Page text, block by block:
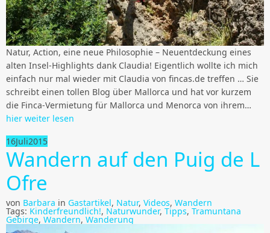
Natur, Action, eine neue Philosophie – Neuentdeckung eines
alten Insel-Highlights dank Claudia! Eigentlich wollte ich mich
einfach nur mal wieder mit Claudia von fincas.de treffen … Sie
schreibt einen tollen Blog über Mallorca und hat vor kurzem
die Finca-Vermietung für Mallorca und Menorca von ihrem…
hier weiter lesen
16Juli2015
Wandern auf den Puig de L
Ofre
von Barbara in Gastartikel, Natur, Videos, Wandern
Tags: Kinderfreundlich!, Naturwunder, Tipps, Tramuntana
Gebirge, Wandern, Wanderung